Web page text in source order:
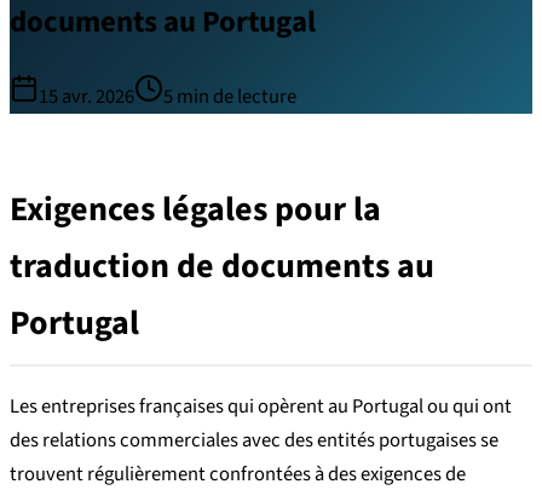
documents au Portugal
15 avr. 2026 5min de lecture
Exigences légales pour la
traduction de documents au
Portugal
Les entreprises françaises qui opèrent au Portugal ou qui ont
des relations commerciales avec des entités portugaises se
trouvent régulièrement confrontées à des exigences de